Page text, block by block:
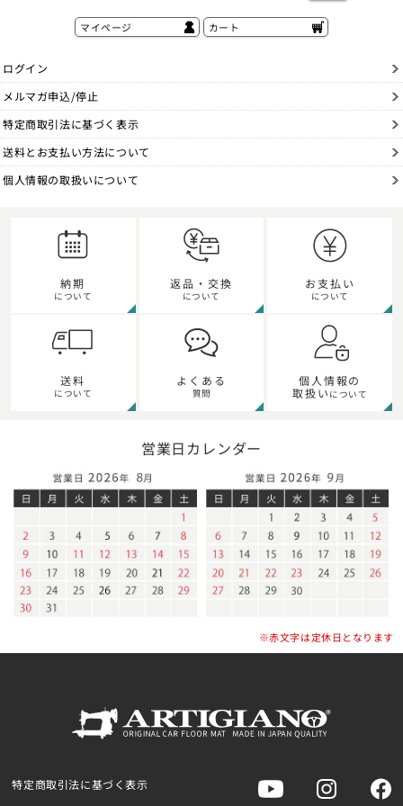
マイページ カート
ログイン
メルマガ申込/停止
特定商取引法に基づく表示
送料とお支払い方法について
個人情報の取扱いについて
納期
について
返品・交換
について
お支払い
について
送料
について
よくある
質問
個人情報の
取扱い について
営業日カレンダー
※赤文字は定休日となります
特定商取引法に基づく表示